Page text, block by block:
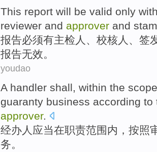
This report will be valid only
reviewer and approver and
报告必须有主检人、校核人、签
报告无效。
youdao
A handler shall, within the scope
guaranty business according to
approver.
经办人 应当在职责范围内 ， 按照
务。